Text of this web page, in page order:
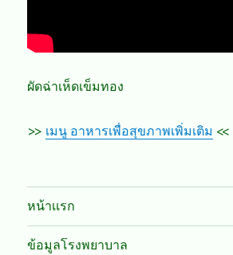
ผัดฉ่าเห็ดเข็มทอง
>> เมนู อาหารเพื่อสุขภาพเพิ่มเติม <<
หน้าเเรก
ข้อมูลโรงพยาบาล